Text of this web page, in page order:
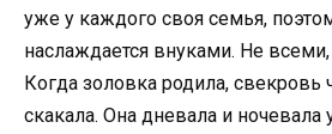
уже у каждого своя семья,
наслаждается внуками. Не
Когда золовка родила, свекровь
скакала. Она дневала и ночевала